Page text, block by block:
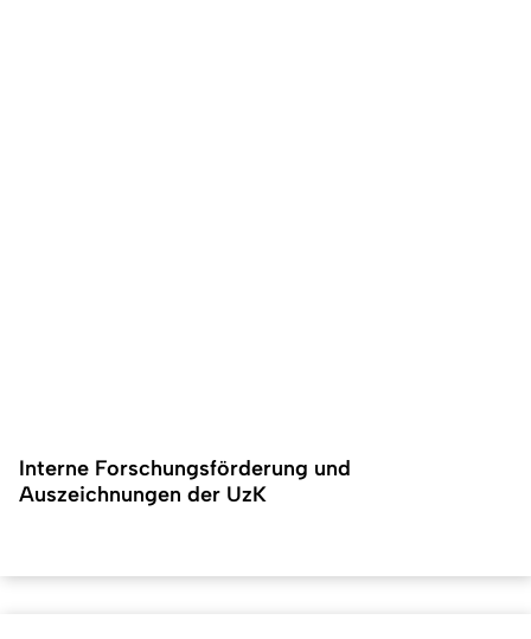
Interne Forschungsförderung und
Auszeichnungen der UzK